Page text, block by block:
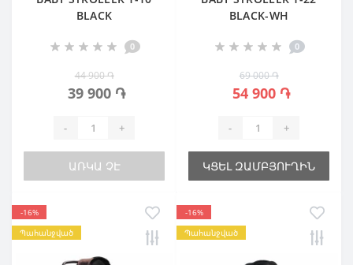
BLACK
0
44 900 ֏
39 900 ֏
- +
ԱՌԿԱ ՉԷ
BLACK-WH
0
69 000 ֏
54 900 ֏
- +
ԿՑԵԼ ԶԱՄԲՅՈՒՂԻՆ
-16%
Պահանջված
-16%
Պահանջված